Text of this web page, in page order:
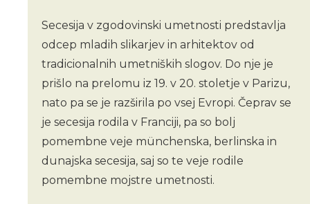
Secesija v zgodovinski umetnosti predstavlja
odcep mladih slikarjev in arhitektov od
tradicionalnih umetniških slogov. Do nje je
prišlo na prelomu iz 19. v 20. stoletje v Parizu,
nato pa se je razširila po vsej Evropi. Čeprav se
je secesija rodila v Franciji, pa so bolj
pomembne veje münchenska, berlinska in
dunajska secesija, saj so te veje rodile
pomembne mojstre umetnosti.